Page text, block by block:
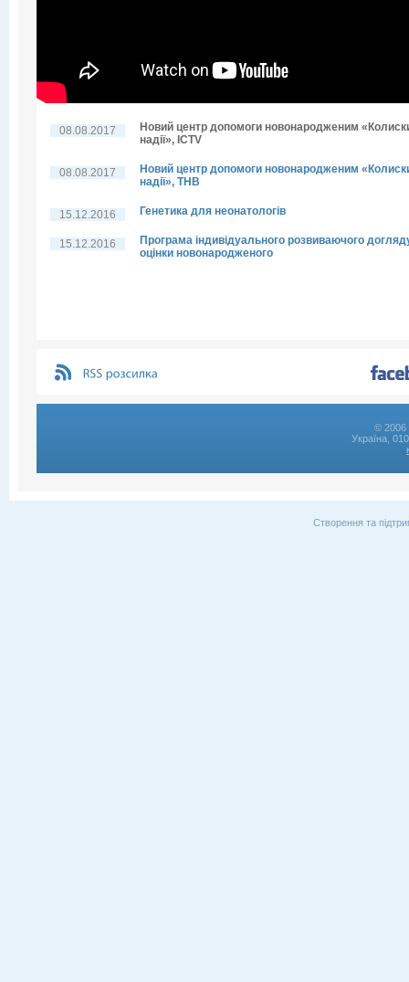
08.08.2017
Новий центр допомоги новонародженим
надії», ICTV
08.08.2017
Новий центр допомоги новонародженим
надії», THB
15.12.2016 Генетика для неонатологів
15.12.2016
Програма індивідуального розвиваючого
оцінки новонародженого
© 2006
Україна,
Створення та